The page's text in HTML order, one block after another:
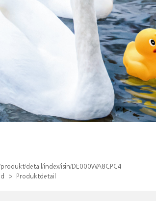
detail/index/isin/DE000WA8CPC4
Produktdetail